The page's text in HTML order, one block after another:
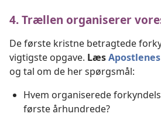
4. Trællen organiserer
De første kristne betragtede
vigtigste opgave. Læs
og tal om de her spørgsmål:
Hvem organiserede
første århundrede?